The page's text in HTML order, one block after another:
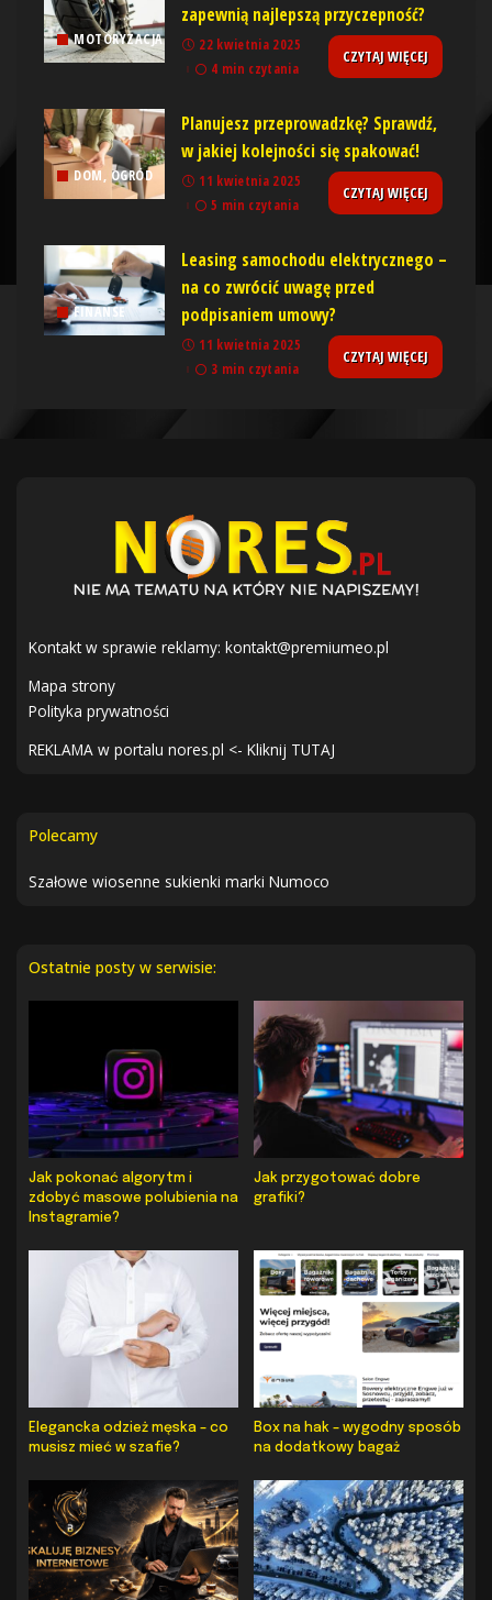
MOTORYZACJA
zapewnią najlepszą przyczepność?
22 kwietnia 2025
4 min czytania
CZYTAJ WIĘCEJ
DOM, OGRÓD
Planujesz przeprowadzkę? Sprawdź,
w jakiej kolejności się spakować!
11 kwietnia 2025
5 min czytania
CZYTAJ WIĘCEJ
FINANSE
Leasing samochodu elektrycznego –
na co zwrócić uwagę przed
podpisaniem umowy?
11 kwietnia 2025
3 min czytania
CZYTAJ WIĘCEJ
Kontakt w sprawie reklamy: kontakt@premiumeo.pl
Mapa strony
Polityka prywatności
REKLAMA w portalu nores.pl <- Kliknij TUTAJ
Polecamy
Szałowe wiosenne sukienki marki Numoco
Ostatnie posty w serwisie:
Jak pokonać algorytm i
zdobyć masowe polubienia na
Instagramie?
Jak przygotować dobre
grafiki?
Elegancka odzież męska – co
musisz mieć w szafie?
Box na hak – wygodny sposób
na dodatkowy bagaż